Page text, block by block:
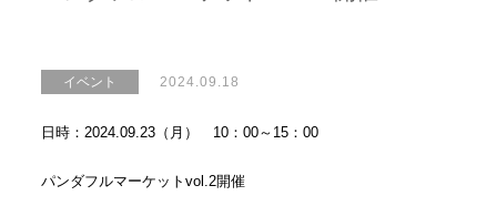
イベント 2024.09.18
日時：2024.09.23（月） 10：00～15：00
パンダフルマーケットvol.2開催